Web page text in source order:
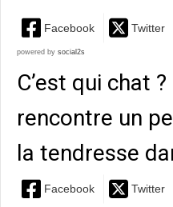
Facebook Twitter
powered by social2s
C’est qui chat
rencontre un
la tendresse
Facebook Twitter